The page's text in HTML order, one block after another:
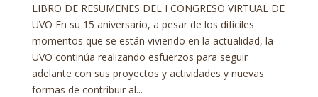
LIBRO DE RESUMENES DEL I CONGRESO VIRTUAL DE
UVO En su 15 aniversario, a pesar de los difíciles
momentos que se están viviendo en la actualidad, la
UVO continúa realizando esfuerzos para seguir
adelante con sus proyectos y actividades y nuevas
formas de contribuir al...